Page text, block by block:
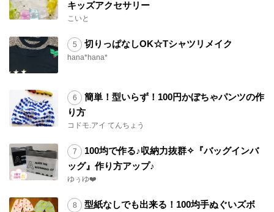
キッズアクセサリー
こいと
切りっぱなしOK☆Tシャツリメイク
hana*hana*
簡単！型いらず！100円かぼちゃパンツの作
り方
コドモ.アイ てんちょう
100均で作る♪収納力抜群✧『バッグインバ
ッグ』作り方アップ♪
ゆぅゆ❤️
型紙なしでも出来る！100均手ぬぐいズボ